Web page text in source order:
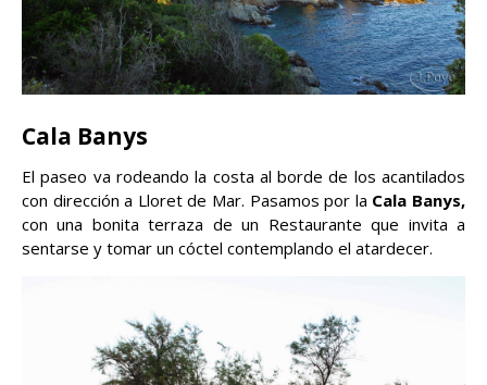
Cala Banys
El paseo va rodeando la costa al borde de los acantilados
con dirección a Lloret de Mar. Pasamos por la Cala Banys,
con una bonita terraza de un Restaurante que invita a
sentarse y tomar un cóctel contemplando el atardecer.